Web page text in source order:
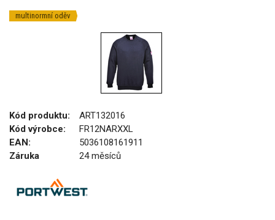
multinormní oděv
Kód produktu:
ART132016
Kód výrobce:
FR12NARXXL
EAN:
5036108161911
Záruka
24 měsíců